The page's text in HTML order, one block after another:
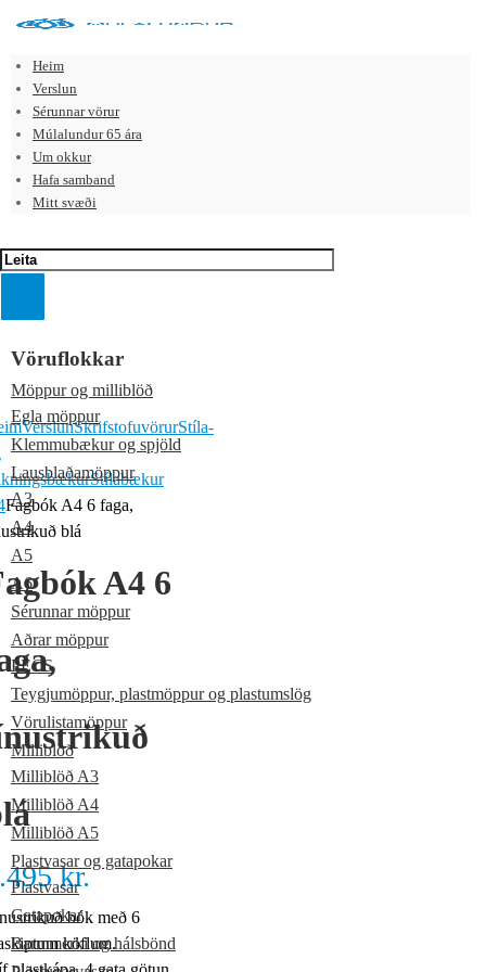
Heim
Verslun
Sérunnar vörur
Múlalundur 65 ára
Um okkur
Hafa samband
Mitt svæði
Vöruflokkar
Möppur og milliblöð
Egla möppur
Klemmubækur og spjöld
Lausblaðamöppur
A3
A4
A5
A6
Sérunnar möppur
Aðrar möppur
PECS
Teygjumöppur, plastmöppur og plastumslög
Vörulistamöppur
Milliblöð
Milliblöð A3
Milliblöð A4
Milliblöð A5
Plastvasar og gatapokar
Plastvasar
Gatapokar
Barmmerki og hálsbönd
VerslunSkrifstofuvörurStíla-
Stílabækur
Fagbók A4 6 faga,
blá
A4 6
kr.
bók með 6
köflum.